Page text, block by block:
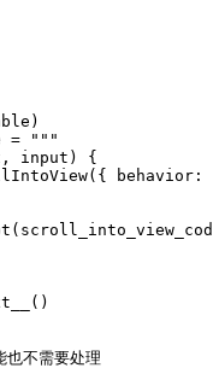
= """
input) {
behavior:
不需要处理